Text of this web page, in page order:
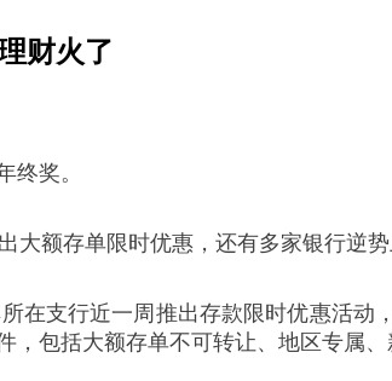
财火了
终奖。
额存单限时优惠，还有多家银行逆
在支行近一周推出存款限时优惠活
包括大额存单不可转让、地区专属、